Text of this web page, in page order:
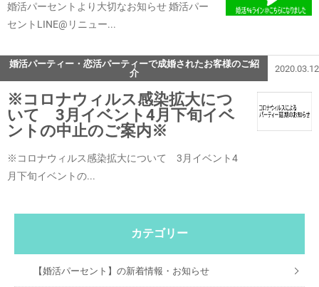
婚活パーセントより大切なお知らせ 婚活パー
セントLINE@リニュー...
婚活パーティー・恋活パーティーで成婚されたお客様のご紹
介
2020.03.12
※コロナウィルス感染拡大につ
いて 3月イベント4月下旬イベ
ントの中止のご案内※
※コロナウィルス感染拡大について 3月イベント4
月下旬イベントの...
カテゴリー
【婚活パーセント】の新着情報・お知らせ